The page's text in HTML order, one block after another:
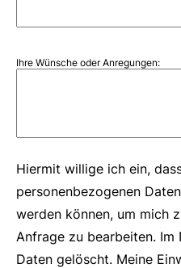
Ihre Wünsche oder Anregungen:
Hiermit willige ich ein,
personenbezogenen
werden können, um mich
Anfrage zu bearbeiten.
Daten gelöscht. Meine